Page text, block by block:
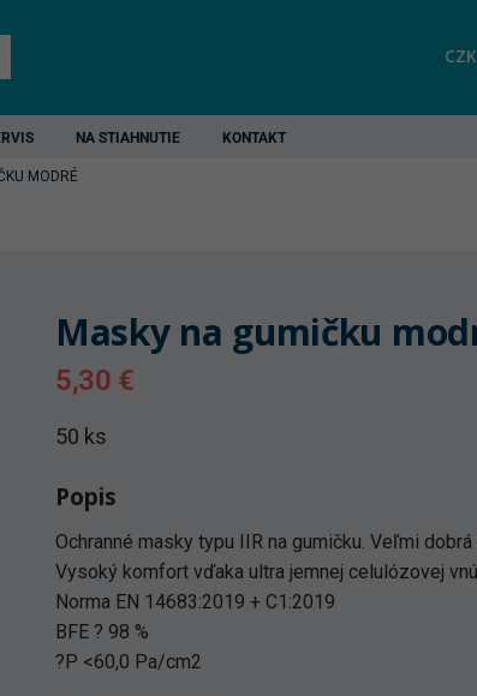
CZK
NA STIAHNUTIE KONTAKT
MODRÉ
Masky na gumičku
5,30 €
50 ks
Popis
Ochranné masky typu IIR na gumičku. Veľmi
Vysoký komfort vďaka ultra jemnej celulózovej
Norma EN 14683:2019 + C1:2019
BFE ? 98 %
?P <60,0 Pa/cm2